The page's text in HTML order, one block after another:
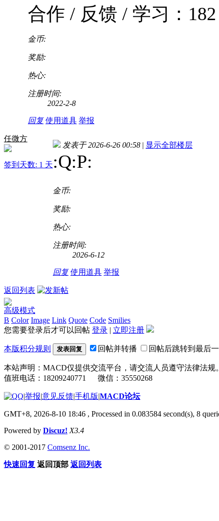
合作 / 反馈 / 学习：182
金币:
奖励:
热心:
注册时间:
2022-2-8
回复 使用道具 举报
任微方
签到天数: 1 天
发表于 2026-6-26 00:58 | 显示全部楼层
:Q:P:
金币:
奖励:
热心:
注册时间:
2026-6-12
回复 使用道具 举报
返回列表
高级模式
B Color Image Link Quote Code Smilies
您需要登录后才可以回帖 登录 | 立即注册
本版积分规则 发表回复 回帖并转播 回帖后跳转到最后
本站声明：MACD仅提供交流平台，请交流人员遵守法律法规
值班电话：18209240771 微信：35550268
|举报|意见反馈|手机版|MACD论坛
GMT+8, 2026-8-10 18:46 , Processed in 0.083584 second(s), 8
Powered by Discuz! X3.4
© 2001-2017 Comsenz Inc.
快速回复 返回顶部 返回列表